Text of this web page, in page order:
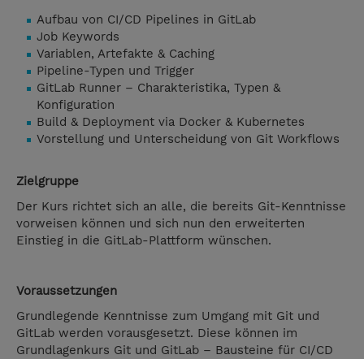
Aufbau von CI/CD Pipelines in GitLab
Job Keywords
Variablen, Artefakte & Caching
Pipeline-Typen und Trigger
GitLab Runner – Charakteristika, Typen &
Konfiguration
Build & Deployment via Docker & Kubernetes
Vorstellung und Unterscheidung von Git Workflows
Zielgruppe
Der Kurs richtet sich an alle, die bereits Git-Kenntnisse
vorweisen können und sich nun den erweiterten
Einstieg in die GitLab-Plattform wünschen.
Voraussetzungen
Grundlegende Kenntnisse zum Umgang mit Git und
GitLab werden vorausgesetzt. Diese können im
Grundlagenkurs Git und GitLab – Bausteine für CI/CD